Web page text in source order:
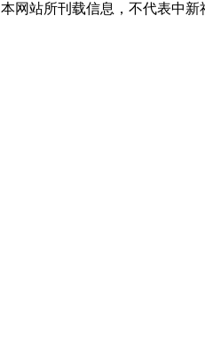
本网站所刊载信息，不代表中